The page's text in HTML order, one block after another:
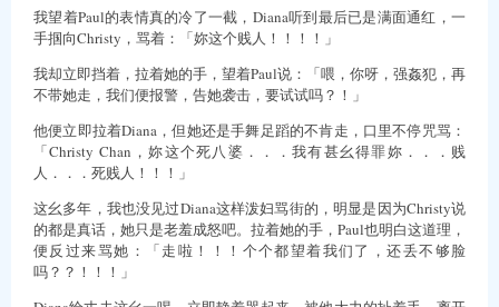
我望着Paul的表情真的冷了一截，Diana听到最后已是满面通红，一
手掴向Christy，骂着：「妳这个贱人！！！！」
我却立即挡着，拉着她的手，望着Paul说：「喂，你呀，强姦犯，再
不带她走，我们便报警，告她袭击，要试试吗？！」
他便立即拉着Diana，但她还是手舞足蹈的不肯走，口里不停咒骂：
「Christy Chan，妳这个死八婆．．．我有甚幺得罪妳．．．贱
人．．．死贱人！！！」
这幺多年，我也没见过Diana这样泼妇骂街的，明显是因为Christy说
的都是真话，她只是老羞成怒吧。拉着她的手，Paul也明白这道理，
便反过来骂她：「走啦！！！个个都望着我们了，还丢不够脸
吗？？！！！」